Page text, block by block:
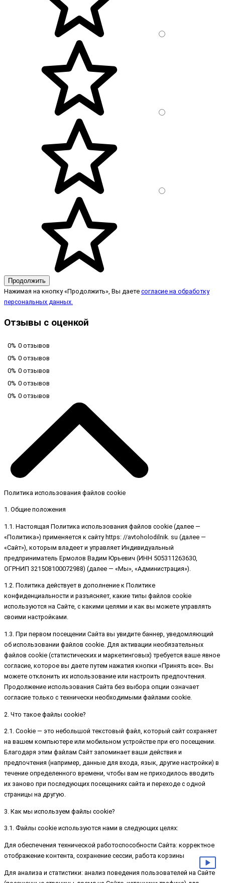
Продолжить
Нажимая на кнопку «Продолжить», Вы даете согласие на обработку
персональных данных.
Отзывы с оценкой
0% 0 отзывов
0% 0 отзывов
0% 0 отзывов
0% 0 отзывов
0% 0 отзывов
Политика использования файлов cookie
1. Общие положения
1.1. Настоящая Политика использования файлов cookie (далее —
«Политика») применяется к сайту https: //avtoholodilnik. su (далее —
«Сайт»), которым владеет и управляет Индивидуальный
предприниматель Ермолов Вадим Юрьевич (ИНН 505311263630,
ОГРНИП 321508100072988) (далее — «Мы», «Администрация»).
1.2. Политика действует в дополнение к Политике
конфиденциальности и разъясняет, какие типы файлов cookie
используются на Сайте, с какими целями и как вы можете управлять
своими настройками.
1.3. При первом посещении Сайта вы увидите баннер, уведомляющий
об использовании файлов cookie. Для активации необязательных
файлов cookie (статистических и маркетинговых) требуется ваше явное
согласие, которое вы даете путем нажатия кнопки «Принять все». Вы
можете отклонить их использование или настроить предпочтения.
Продолжение использования Сайта без выбора опции означает
согласие только с технически необходимыми файлами cookie.
2. Что такое файлы cookie?
2.1. Cookie — это небольшой текстовый файл, который сайт сохраняет
на вашем компьютере или мобильном устройстве при его посещении.
Благодаря этим файлам Сайт запоминает ваши действия и
предпочтения (например, данные для входа, язык, другие настройки) в
течение определенного времени, чтобы вам не приходилось вводить
их заново при последующих посещениях сайта и переходе с одной
страницы на другую.
3. Как мы используем файлы cookie?
3.1. Файлы cookie используются нами в следующих целях:
Для обеспечения технической работоспособности Сайта: корректное
отображение контента, сохранение сессии, работа корзины
Для анализа и статистики: анализ поведения пользователей на Сайте